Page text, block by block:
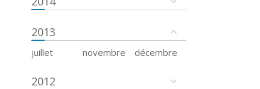
2013
juillet novembre décembre
2012